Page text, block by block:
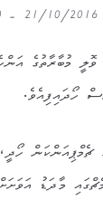
މުބާރާތުގެ
ހޯދައިފިއެވެ.
މާދަޑު